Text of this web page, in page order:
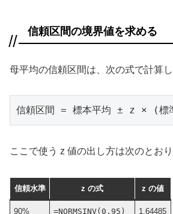
信頼区間の境界値を求める
母平均の信頼区間は、次の式で計算し
信頼区間 = 標本平均 ± z × (
ここで使う z 値の出し方は次のとおり
信頼水準 z の式 z の値
90% =NORMSINV(0.95) 1.64485